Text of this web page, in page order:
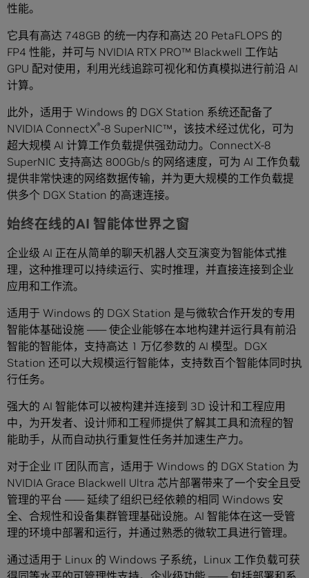
性能。
它具有高达 748GB 的统一内存和高达 20 PetaFLOPS 的
FP4 性能，并可与 NVIDIA RTX PRO™ Blackwell 工作站
GPU 配对使用，利用光线追踪可视化和仿真模拟进行前沿 AI
计算。
此外，适用于 Windows 的 DGX Station 系统还配备了
NVIDIA ConnectX®-8 SuperNIC™，该技术经过优化，可为
超大规模 AI 计算工作负载提供强劲动力。ConnectX-8
SuperNIC 支持高达 800Gb/s 的网络速度，可为 AI 工作负载
提供非常快速的网络数据传输，并为更大规模的工作负载提
供多个 DGX Station 的高速连接。
始终在线的AI 智能体世界之窗
企业级 AI 正在从简单的聊天机器人交互演变为智能体式推
理，这种推理可以持续运行、实时推理，并直接连接到企业
应用和工作流。
适用于 Windows 的 DGX Station 是与微软合作开发的专用
智能体基础设施 —— 使企业能够在本地构建并运行具有前沿
智能的智能体，支持高达 1 万亿参数的 AI 模型。DGX
Station 还可以大规模运行智能体，支持数百个智能体同时执
行任务。
强大的 AI 智能体可以被构建并连接到 3D 设计和工程应用
中，为开发者、设计师和工程师提供了解其工具和流程的智
能助手，从而自动执行重复性任务并加速生产力。
对于企业 IT 团队而言，适用于 Windows 的 DGX Station 为
NVIDIA Grace Blackwell Ultra 芯片部署带来了一个安全且受
管理的平台 —— 延续了组织已经依赖的相同 Windows 安
全、合规性和设备集群管理基础设施。AI 智能体在这一受管
理的环境中部署和运行，并通过熟悉的微软工具进行管理。
通过适用于 Linux 的 Windows 子系统，Linux 工作负载可获